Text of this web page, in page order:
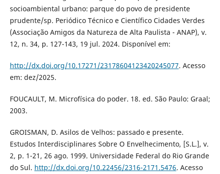
socioambiental urbano: parque do povo de presidente
prudente/sp. Periódico Técnico e Científico Cidades Verdes
(Associação Amigos da Natureza de Alta Paulista - ANAP), v.
12, n. 34, p. 127-143, 19 jul. 2024. Disponível em:
http://dx.doi.org/10.17271/23178604123420245077. Acesso
em: dez/2025.
FOUCAULT, M. Microfísica do poder. 18. ed. São Paulo: Graal;
2003.
GROISMAN, D. Asilos de Velhos: passado e presente.
Estudos Interdisciplinares Sobre O Envelhecimento, [S.L.], v.
2, p. 1-21, 26 ago. 1999. Universidade Federal do Rio Grande
do Sul. http://dx.doi.org/10.22456/2316-2171.5476. Acesso